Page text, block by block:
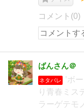
コメント(0)
ばんさん＠
ネタバレ
’ボ
り青春ミス
ラーゲテモ